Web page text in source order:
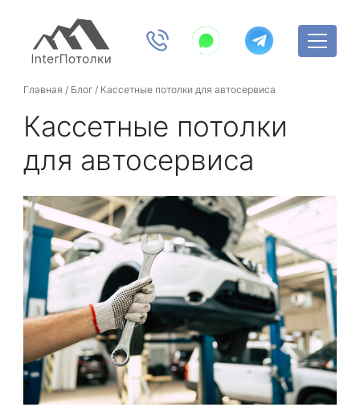
Главная / Блог / Кассетные потолки для автосервиса
Кассетные потолки
для автосервиса